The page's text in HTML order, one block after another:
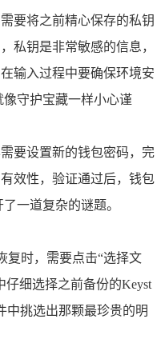
要将之前精心保存的私钥
私钥是非常敏感的信息，
输入过程中要确保环境安
守护宝藏一样小心谨
要设置新的钱包密码，完
效性，验证通过后，钱包
一道复杂的谜题。
复时，需要点击“选择文
仔细选择之前备份的Keyst
中挑选出那颗最珍贵的明